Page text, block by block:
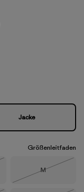
Jacke
Größenleitfaden
Größe
M